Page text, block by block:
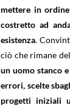
mettere in
costretto ad
esistenza.
ciò che rimane
un uomo stanco
errori, scelte
progetti iniziali